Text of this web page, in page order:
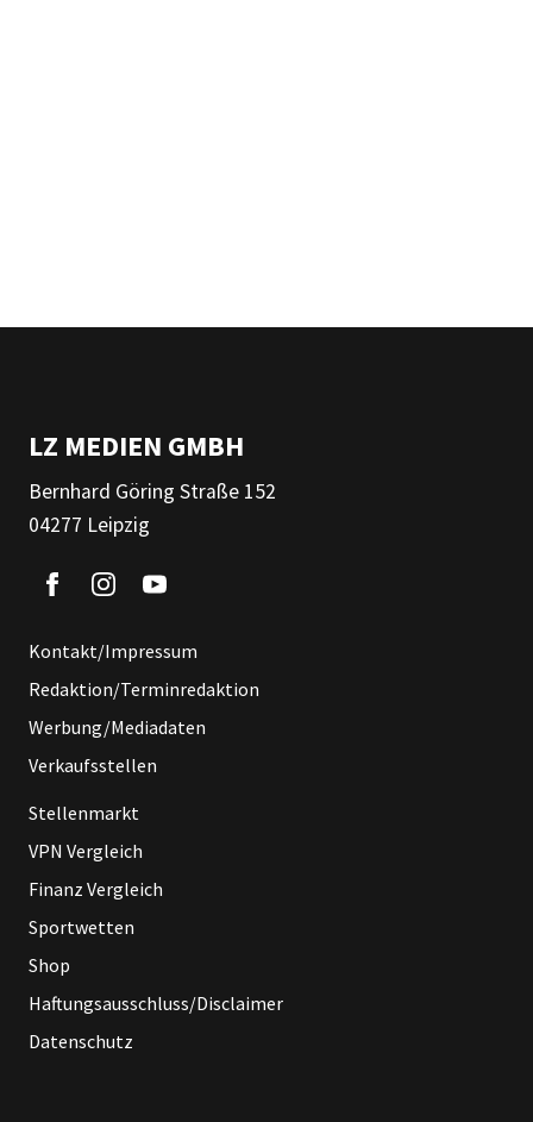
LZ MEDIEN GMBH
Bernhard Göring Straße 152
04277 Leipzig
Kontakt/Impressum
Redaktion/Terminredaktion
Werbung/Mediadaten
Verkaufsstellen
Stellenmarkt
VPN Vergleich
Finanz Vergleich
Sportwetten
Shop
Haftungsausschluss/Disclaimer
Datenschutz